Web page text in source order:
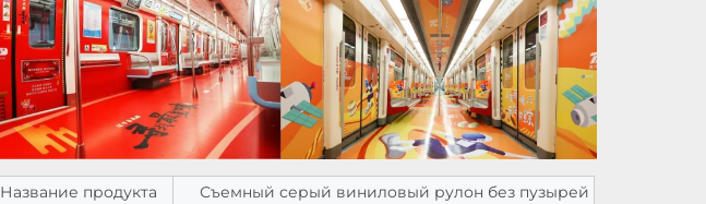
Название продукта Съемный серый виниловый рулон без пузырей